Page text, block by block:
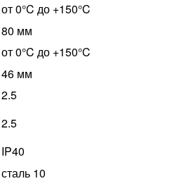
от 0°C до +150°C
80 мм
от 0°C до +150°C
46 мм
2.5
2.5
IP40
сталь 10